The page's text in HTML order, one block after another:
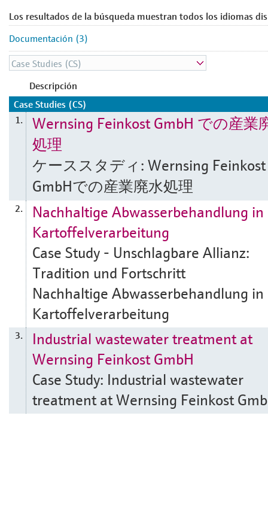
Los resultados de la búsqueda muestran todos los idiomas
Documentación (3)
Descripción
Case Studies (CS)
1.
Wernsing Feinkost GmbH での産業
処理
ケーススタディ: Wernsing Feinkost
GmbHでの産業廃水処理
2.
Nachhaltige Abwasserbehandlung in
Kartoffelverarbeitung
Case Study - Unschlagbare Allianz:
Tradition und Fortschritt
Nachhaltige Abwasserbehandlung in
Kartoffelverarbeitung
3.
Industrial wastewater treatment at
Wernsing Feinkost GmbH
Case Study: Industrial wastewater
treatment at Wernsing Feinkost